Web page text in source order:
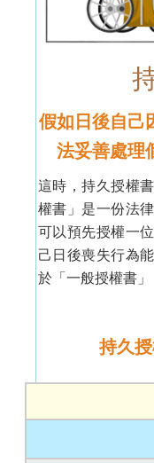
假如日後自己
法妥善處理
這時，持久授權
權書」是一份法
可以預先授權一
己日後喪失行為
於「一般授權書」
持久